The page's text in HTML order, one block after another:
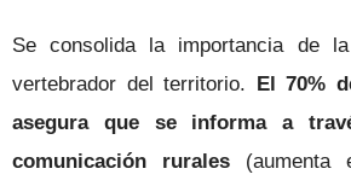
Se consolida la importancia de
vertebrador del territorio. El 70%
asegura que se informa a
comunicación rurales